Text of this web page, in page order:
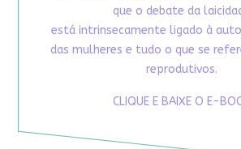
que o debate da
está intrinsecamente ligado à
das mulheres e tudo o que se
reprodutivos.
CLIQUE E BAIXE O E-